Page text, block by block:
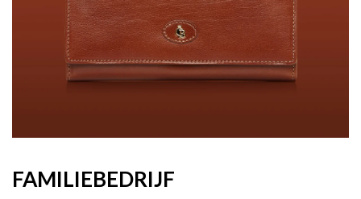
FAMILIEBEDRIJF